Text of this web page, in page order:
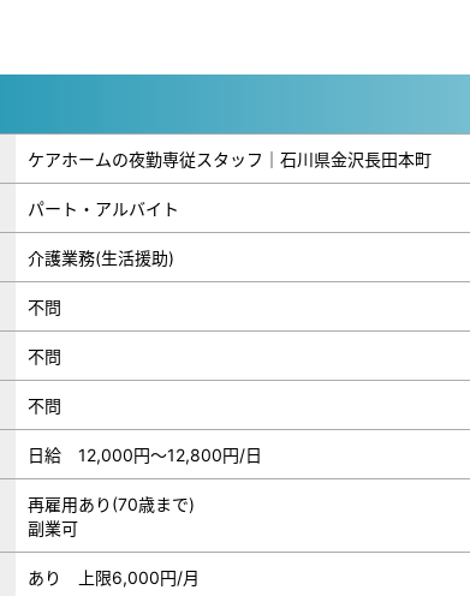
ケアホームの夜勤専従スタッフ｜石川県金沢長田本町
パート・アルバイト
介護業務(生活援助)
不問
不問
不問
日給 12,000円～12,800円/日
再雇用あり(70歳まで)
副業可
あり 上限6,000円/月